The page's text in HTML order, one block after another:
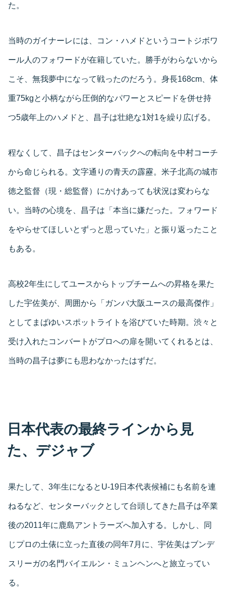
た。
当時のガイナーレには、コン・ハメドというコートジボワ
ール人のフォワードが在籍していた。勝手がわらないから
こそ、無我夢中になって戦ったのだろう。身長168cm、体
重75kgと小柄ながら圧倒的なパワーとスピードを併せ持
つ5歳年上のハメドと、昌子は壮絶な1対1を繰り広げる。
程なくして、昌子はセンターバックへの転向を中村コーチ
から命じられる。文字通りの青天の霹靂。米子北高の城市
徳之監督（現・総監督）にかけあっても状況は変わらな
い。当時の心境を、昌子は「本当に嫌だった。フォワード
をやらせてほしいとずっと思っていた」と振り返ったこと
もある。
高校2年生にしてユースからトップチームへの昇格を果た
した宇佐美が、周囲から「ガンバ大阪ユースの最高傑作」
としてまばゆいスポットライトを浴びていた時期。渋々と
受け入れたコンバートがプロへの扉を開いてくれるとは、
当時の昌子は夢にも思わなかったはずだ。
日本代表の最終ラインから見
た、デジャブ
果たして、3年生になるとU-19日本代表候補にも名前を連
ねるなど、センターバックとして台頭してきた昌子は卒業
後の2011年に鹿島アントラーズへ加入する。しかし、同
じプロの土俵に立った直後の同年7月に、宇佐美はブンデ
スリーガの名門バイエルン・ミュンヘンへと旅立ってい
る。